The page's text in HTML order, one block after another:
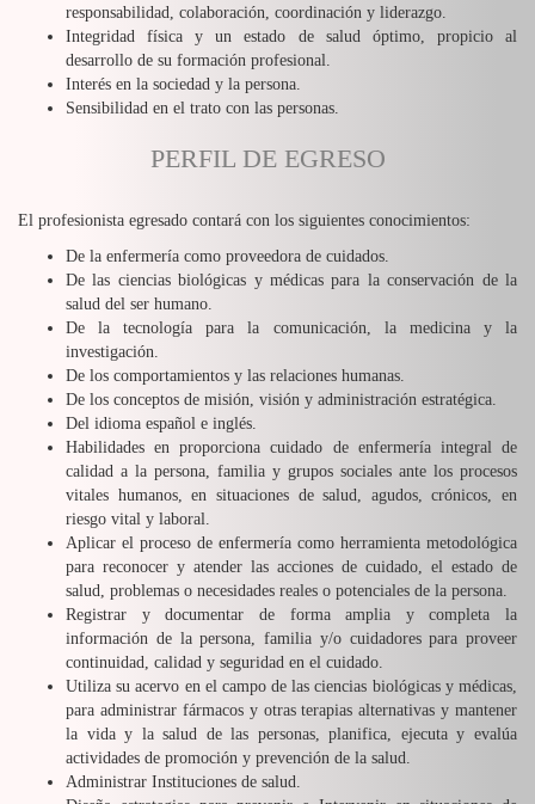
responsabilidad, colaboración, coordinación y liderazgo.
Integridad física y un estado de salud óptimo, propicio al
desarrollo de su formación profesional.
Interés en la sociedad y la persona.
Sensibilidad en el trato con las personas.
PERFIL DE EGRESO
El profesionista egresado contará con los siguientes conocimientos:
De la enfermería como proveedora de cuidados.
De las ciencias biológicas y médicas para la conservación de la
salud del ser humano.
De la tecnología para la comunicación, la medicina y la
investigación.
De los comportamientos y las relaciones humanas.
De los conceptos de misión, visión y administración estratégica.
Del idioma español e inglés.
Habilidades en proporciona cuidado de enfermería integral de
calidad a la persona, familia y grupos sociales ante los procesos
vitales humanos, en situaciones de salud, agudos, crónicos, en
riesgo vital y laboral.
Aplicar el proceso de enfermería como herramienta metodológica
para reconocer y atender las acciones de cuidado, el estado de
salud, problemas o necesidades reales o potenciales de la persona.
Registrar y documentar de forma amplia y completa la
información de la persona, familia y/o cuidadores para proveer
continuidad, calidad y seguridad en el cuidado.
Utiliza su acervo en el campo de las ciencias biológicas y médicas,
para administrar fármacos y otras terapias alternativas y mantener
la vida y la salud de las personas, planifica, ejecuta y evalúa
actividades de promoción y prevención de la salud.
Administrar Instituciones de salud.